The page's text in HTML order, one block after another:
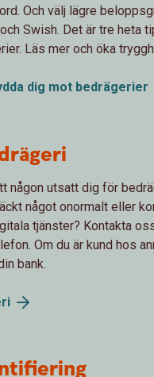
Och välj lägre
Swish. Det är tre heta
Läs mer och öka
dig mot bedrägerier
någon utsatt dig för
något onormalt eller
tjänster? Kontakta
Om du är kund hos
bank.